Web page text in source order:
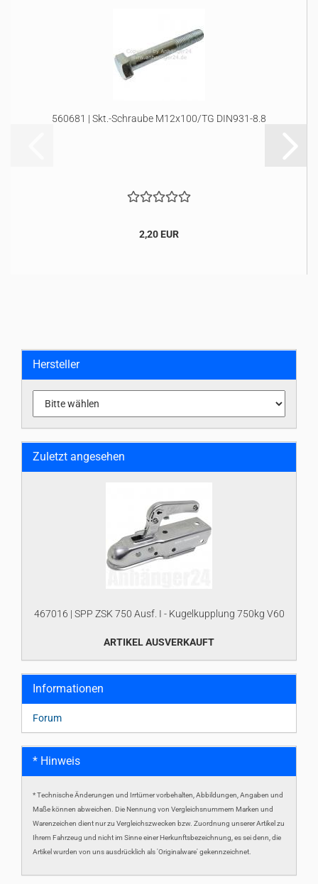
560681 | Skt.-Schraube M12x100/TG DIN931-8.8
2,20 EUR
Hersteller
Zuletzt angesehen
467016 | SPP ZSK 750 Ausf. I - Kugelkupplung 750kg V60
ARTIKEL AUSVERKAUFT
Informationen
Forum
* Hinweis
* Technische Änderungen und Irrtümer vorbehalten, Abbildungen, Angaben und
Maße können abweichen. Die Nennung von Vergleichsnummern Marken und
Warenzeichen dient nur zu Vergleichszwecken bzw. Zuordnung unserer Artikel zu
Ihrem Fahrzeug und nicht im Sinne einer Herkunftsbezeichnung, es sei denn, die
Artikel wurden von uns ausdrücklich als 'Originalware' gekennzeichnet.